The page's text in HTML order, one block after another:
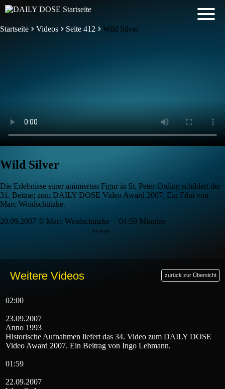
Startseite Videos Seite 412 Wild Silver
Wild Silver
Die Erlebnisse einer animierten Figur in St. Peter-Ording schildert der
31. Beitrag zum DAILY DOSE Video Award 2007. Ein Film von
Marc Woidschützke.
20.09.2007 © Marc Woidschützke
01:59 Minuten
Weitere Videos zurück zur Übersicht
02:00
23.09.2007
Anno 1993
Historische Aufnahmen liefert das 34. Video zum DAILY DOSE
Video Award 2007. Ein Beitrag von Ingo Lehmann.
01:59
22.09.2007